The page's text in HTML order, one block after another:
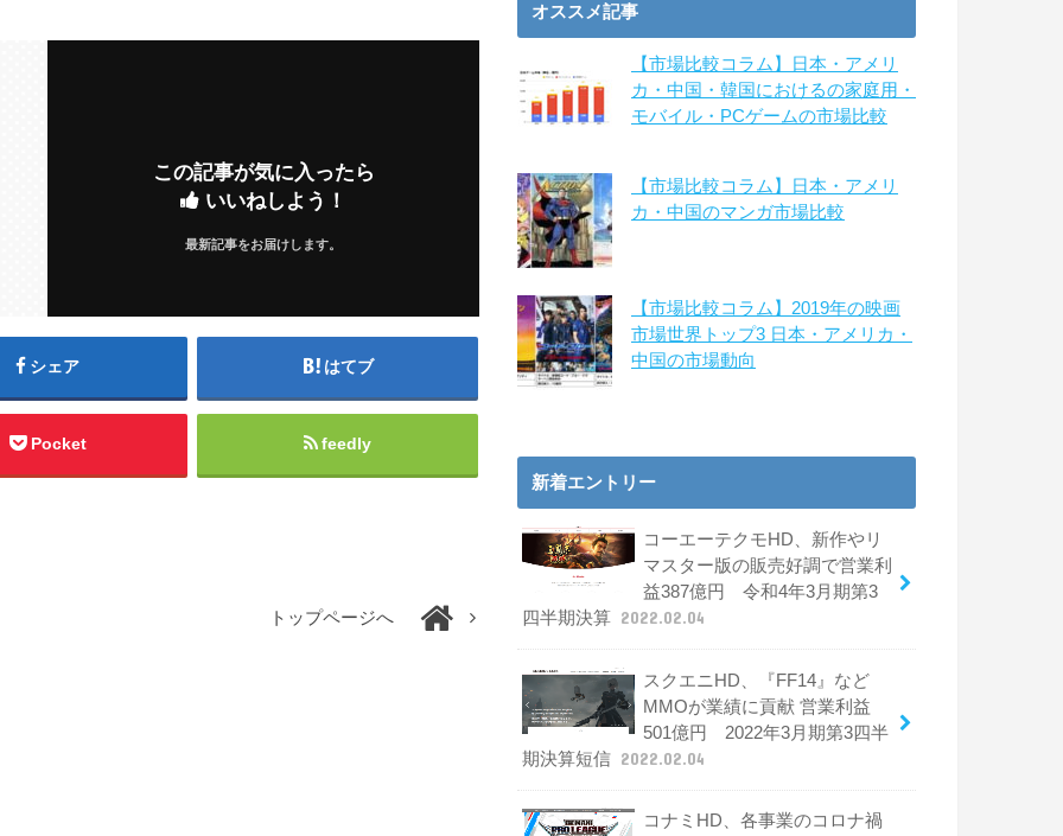
この記事が気に入ったら
いいねしよう！
最新記事をお届けします。
シェア はてブ
Pocket feedly
トップページへ
オススメ記事
【市場比較コラム】日本・アメリ
カ・中国・韓国におけるの家庭用・
モバイル・PCゲームの市場比較
【市場比較コラム】日本・アメリ
カ・中国のマンガ市場比較
【市場比較コラム】2019年の映画
市場世界トップ3 日本・アメリカ・
中国の市場動向
新着エントリー
コーエーテクモHD、新作やリ
マスター版の販売好調で営業利
益387億円 令和4年3月期第3
四半期決算 2022.02.04
スクエニHD、『FF14』など
MMOが業績に貢献 営業利益
501億円 2022年3月期第3四半
期決算短信 2022.02.04
コナミHD、各事業のコロナ禍